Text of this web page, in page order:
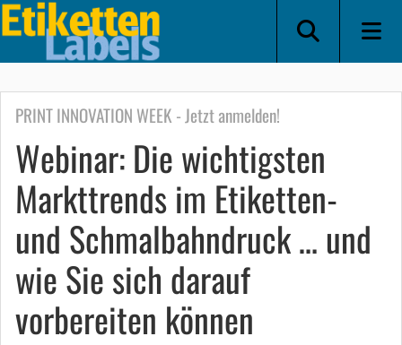
PRINT INNOVATION WEEK - Jetzt anmelden!
Webinar: Die wichtigsten
Markttrends im Etiketten-
und Schmalbahndruck … und
wie Sie sich darauf
vorbereiten können